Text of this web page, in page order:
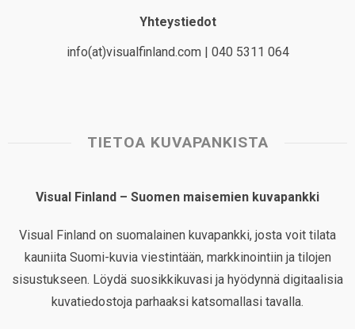
Yhteystiedot
info(at)visualfinland.com | 040 5311 064
TIETOA KUVAPANKISTA
Visual Finland – Suomen maisemien kuvapankki
Visual Finland on suomalainen kuvapankki, josta voit tilata
kauniita Suomi-kuvia viestintään, markkinointiin ja tilojen
sisustukseen. Löydä suosikkikuvasi ja hyödynnä digitaalisia
kuvatiedostoja parhaaksi katsomallasi tavalla.